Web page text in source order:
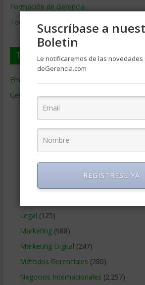
Formación de Gerencia
Todos los Temas
Temas de Gerencia
Empresas de Gerencia
Gerencia(9.477)
Ciencias Económicas
Educacion Gerencial
Estrategia Empresarial(304)
Gerencia social y ambiental
Legal (125)
Marketing(988)
Marketing Digital (247)
Métodos Gerenciales (280)
Negocios Internacionales (2.257)
Suscríbase a
Boletin
Le notificaremos de las novedades
deGerencia.com
REGISTRESE YA